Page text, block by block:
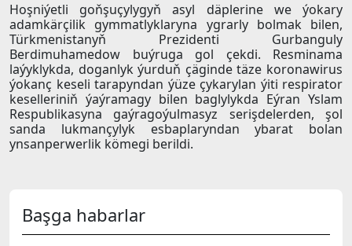
Hoşniýetli goňşuçylygyň asyl däplerine we ýokary
adamkärçilik gymmatlyklaryna ygrarly bolmak bilen,
Türkmenistanyň Prezidenti Gurbanguly
Berdimuhamedow buýruga gol çekdi. Resminama
laýyklykda, doganlyk ýurduň çäginde täze koronawirus
ýokanç keseli tarapyndan ýüze çykarylan ýiti respirator
keselleriniň ýaýramagy bilen baglylykda Eýran Yslam
Respublikasyna gaýragoýulmasyz serişdelerden, şol
sanda lukmançylyk esbaplaryndan ybarat bolan
ynsanperwerlik kömegi berildi.
Başga habarlar